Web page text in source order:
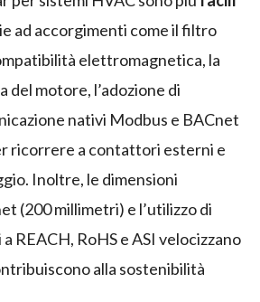
ad accorgimenti come il filtro
elettromagnetica, la
del motore, l’adozione di
nativi Modbus e BACnet
ricorrere a contattori esterni e
Inoltre, le dimensioni
(200 millimetri) e l’utilizzo di
REACH, RoHS e ASI velocizzano
alla sostenibilità